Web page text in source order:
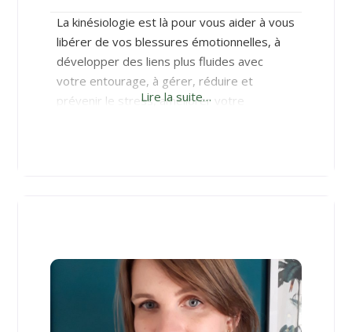
La kinésiologie est là pour vous aider à vous
libérer de vos blessures émotionnelles, à
développer des liens plus fluides avec
votre entourage, à gérer, réduire et
prévenir le stress, améliorer votre
Lire la suite…